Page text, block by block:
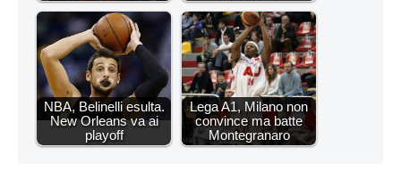
NBA, Belinelli esulta.
New Orleans va ai
playoff
Lega A1, Milano non
convince ma batte
Montegranaro